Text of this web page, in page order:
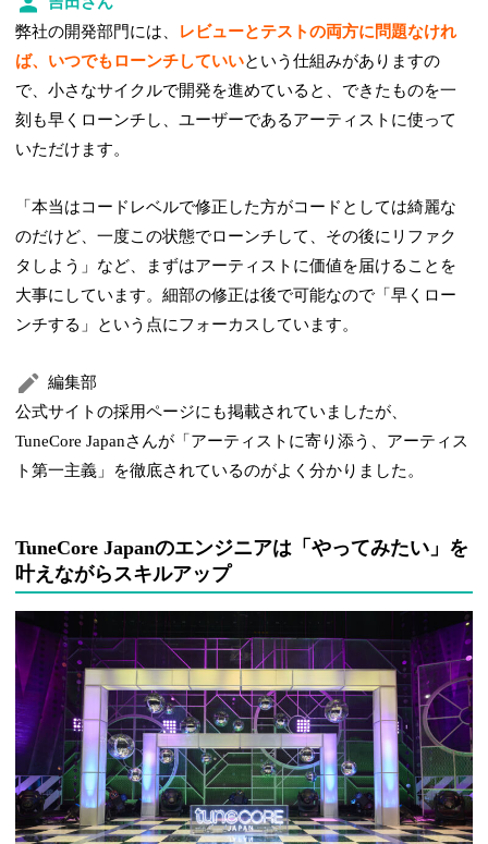
弊社の開発部門には、
レビューとテストの両方に問題なけれ
ば、いつでもローンチしていいという仕組みがありますの
で、小さなサイクルで開発を進めていると、できたものを一
刻も早くローンチし、ユーザーであるアーティストに使って
いただけます。
「本当はコードレベルで修正した方がコードとしては綺麗な
のだけど、一度この状態でローンチして、その後にリファク
タしよう」など、まずはアーティストに価値を届けることを
大事にしています。細部の修正は後で可能なので「早くロー
ンチする」という点にフォーカスしています。
編集部
公式サイトの採用ページにも掲載されていましたが、
TuneCore Japanさんが「アーティストに寄り添う、アーティス
ト第一主義」を徹底されているのがよく分かりました。
TuneCore Japanのエンジニアは「やってみたい」を
叶えながらスキルアップ